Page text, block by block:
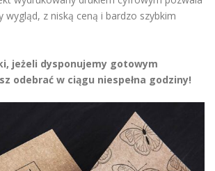
wygląd, z niską ceną i bardzo szybkim
jeżeli dysponujemy gotowym
odebrać w ciągu niespełna godziny!